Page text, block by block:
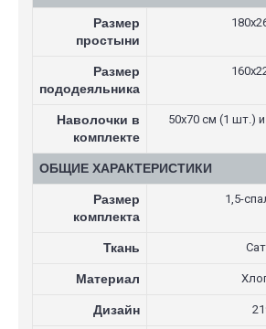
Размер
простыни
Размер
пододеяльника
Наволочки в
комплекте
50х70 см (1 шт.)
ОБЩИЕ ХАРАКТЕРИСТИКИ
Размер
комплекта
1,5-
Ткань
Материал
Дизайн